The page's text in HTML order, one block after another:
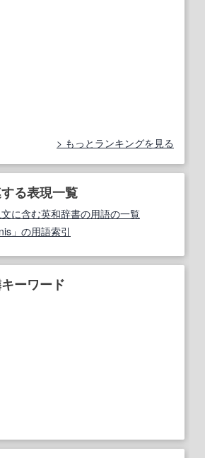
もっとランキングを見る
る表現一覧
文に含む英和辞書の用語の一覧
」の用語索引
ーワード